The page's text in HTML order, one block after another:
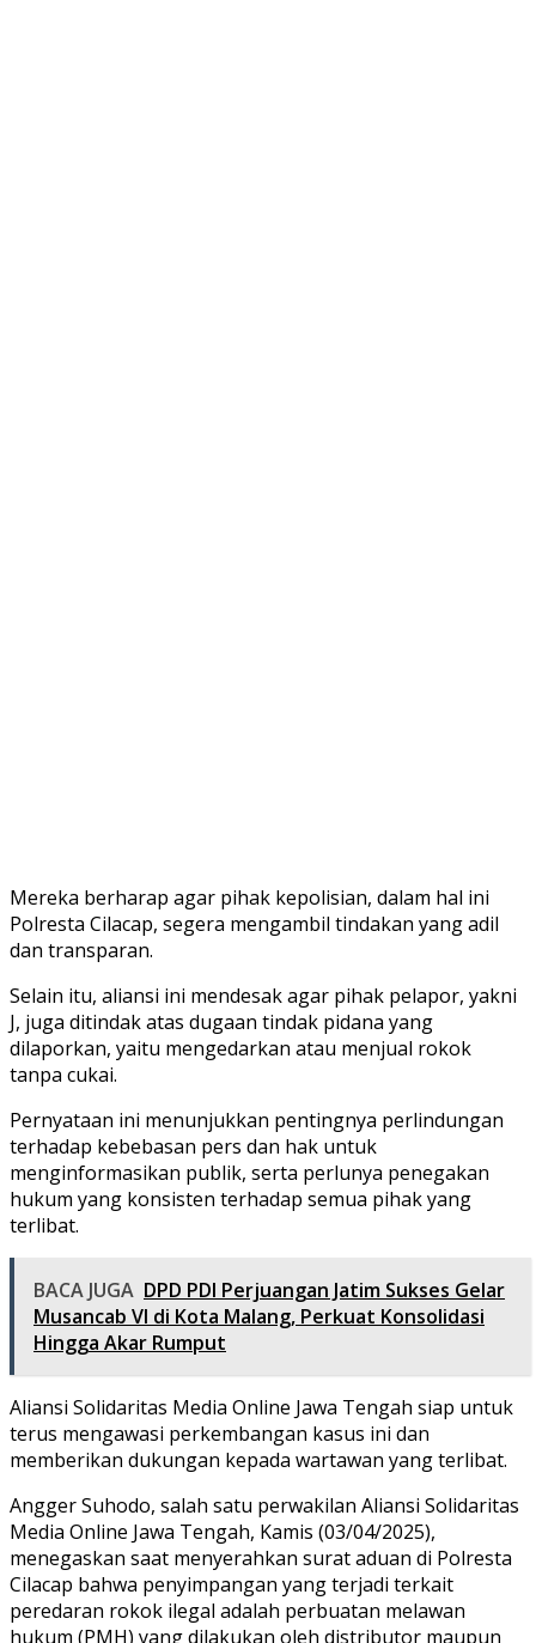
Mereka berharap agar pihak kepolisian, dalam hal ini
Polresta Cilacap, segera mengambil tindakan yang adil
dan transparan.
Selain itu, aliansi ini mendesak agar pihak pelapor, yakni
J, juga ditindak atas dugaan tindak pidana yang
dilaporkan, yaitu mengedarkan atau menjual rokok
tanpa cukai.
Pernyataan ini menunjukkan pentingnya perlindungan
terhadap kebebasan pers dan hak untuk
menginformasikan publik, serta perlunya penegakan
hukum yang konsisten terhadap semua pihak yang
terlibat.
BACA JUGA DPD PDI Perjuangan Jatim Sukses Gelar
Musancab VI di Kota Malang, Perkuat Konsolidasi
Hingga Akar Rumput
Aliansi Solidaritas Media Online Jawa Tengah siap untuk
terus mengawasi perkembangan kasus ini dan
memberikan dukungan kepada wartawan yang terlibat.
Angger Suhodo, salah satu perwakilan Aliansi Solidaritas
Media Online Jawa Tengah, Kamis (03/04/2025),
menegaskan saat menyerahkan surat aduan di Polresta
Cilacap bahwa penyimpangan yang terjadi terkait
peredaran rokok ilegal adalah perbuatan melawan
hukum (PMH) yang dilakukan oleh distributor maupun